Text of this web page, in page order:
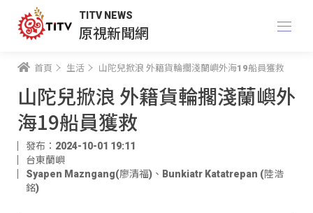
TITV NEWS
原視新聞網
首頁 生活 山陀兒掀浪 外籍貨輪擱淺蘭嶼外海19船員獲救
山陀兒掀浪 外籍貨輪擱淺蘭嶼外
海19船員獲救
發布：2024-10-01 19:11
台東蘭嶼
Syapen Mazngang(廖清福) 、 Bunkiatr Katatrepan (陸浩
銘)